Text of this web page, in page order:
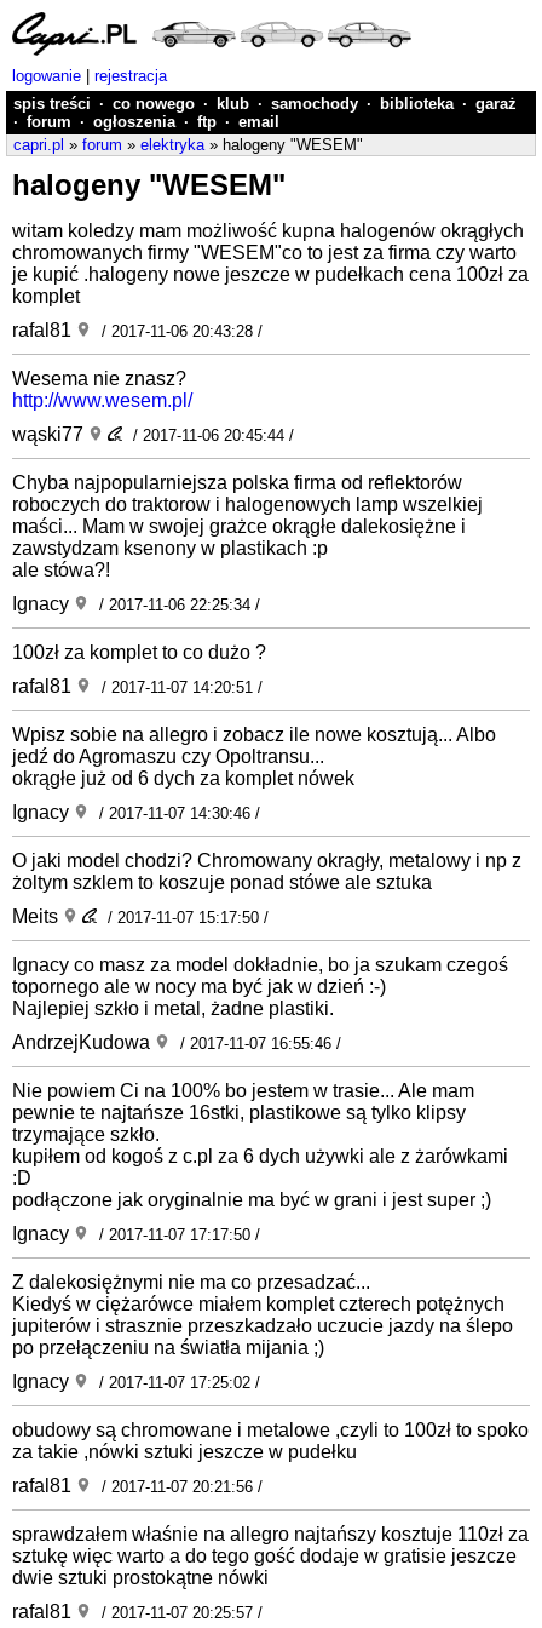
logowanie
rejestracja
spis treści · co nowego · klub · samochody · biblioteka · garaż
· forum · ogłoszenia · ftp · email
capri.pl » forum » elektryka» halogeny "WESEM"
halogeny "WESEM"
witam koledzy mam możliwość kupna halogenów okrągłych
chromowanych firmy "WESEM"co to jest za firma czy warto
je kupić .halogeny nowe jeszcze w pudełkach cena 100zł za
komplet
rafal81
/ 2017-11-06 20:43:28 /
Wesema nie znasz?
http://www.wesem.pl/
wąski77
/ 2017-11-06 20:45:44 /
Chyba najpopularniejsza polska firma od reflektorów
roboczych do traktorow i halogenowych lamp wszelkiej
maści... Mam w swojej grażce okrągłe dalekosiężne i
zawstydzam ksenony w plastikach :p
ale stówa?!
Ignacy
/ 2017-11-06 22:25:34 /
100zł za komplet to co dużo ?
rafal81
/ 2017-11-07 14:20:51 /
Wpisz sobie na allegro i zobacz ile nowe kosztują... Albo
jedź do Agromaszu czy Opoltransu...
okrągłe już od 6 dych za komplet nówek
Ignacy
/ 2017-11-07 14:30:46 /
O jaki model chodzi? Chromowany okragły, metalowy i np z
żoltym szklem to koszuje ponad stówe ale sztuka
Meits
/ 2017-11-07 15:17:50 /
Ignacy co masz za model dokładnie, bo ja szukam czegoś
topornego ale w nocy ma być jak w dzień :-)
Najlepiej szkło i metal, żadne plastiki.
AndrzejKudowa
/ 2017-11-07 16:55:46 /
Nie powiem Ci na 100% bo jestem w trasie... Ale mam
pewnie te najtańsze 16stki, plastikowe są tylko klipsy
trzymające szkło.
kupiłem od kogoś z c.pl za 6 dych używki ale z żarówkami
:D
podłączone jak oryginalnie ma być w grani i jest super ;)
Ignacy
/ 2017-11-07 17:17:50 /
Z dalekosiężnymi nie ma co przesadzać...
Kiedyś w ciężarówce miałem komplet czterech potężnych
jupiterów i strasznie przeszkadzało uczucie jazdy na ślepo
po przełączeniu na światła mijania ;)
Ignacy
/ 2017-11-07 17:25:02 /
obudowy są chromowane i metalowe ,czyli to 100zł to spoko
za takie ,nówki sztuki jeszcze w pudełku
rafal81
/ 2017-11-07 20:21:56 /
sprawdzałem właśnie na allegro najtańszy kosztuje 110zł za
sztukę więc warto a do tego gość dodaje w gratisie jeszcze
dwie sztuki prostokątne nówki
rafal81
/ 2017-11-07 20:25:57 /